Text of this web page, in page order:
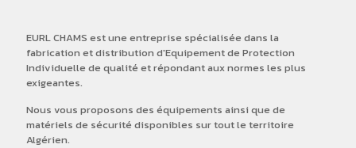
EURL CHAMS est une entreprise spécialisée dans la
fabrication et distribution d'Equipement de Protection
Individuelle de qualité et répondant aux normes les plus
exigeantes.
Nous vous proposons des équipements ainsi que de
matériels de sécurité disponibles sur tout le territoire
Algérien.